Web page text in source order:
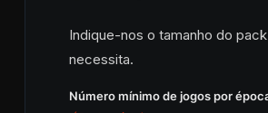
Indique-nos o tamanho do
necessita.
Número mínimo de jogos por